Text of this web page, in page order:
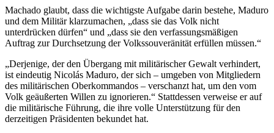
Machado glaubt, dass die wichtigste Aufgabe darin bestehe, Maduro
und dem Militär klarzumachen, „dass sie das Volk nicht
unterdrücken dürfen“ und „dass sie den verfassungsmäßigen
Auftrag zur Durchsetzung der Volkssouveränität erfüllen müssen.“
„Derjenige, der den Übergang mit militärischer Gewalt verhindert,
ist eindeutig Nicolás Maduro, der sich – umgeben von Mitgliedern
des militärischen Oberkommandos – verschanzt hat, um den vom
Volk geäußerten Willen zu ignorieren.“ Stattdessen verweise er auf
die militärische Führung, die ihre volle Unterstützung für den
derzeitigen Präsidenten bekundet hat.